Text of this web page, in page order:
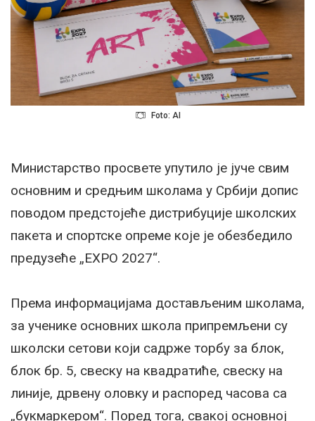
Foto: AI
Министарство просвете упутило је јуче свим
основним и средњим школама у Србији допис
поводом предстојеће дистрибуције школских
пакета и спортске опреме које је обезбедило
предузеће „EXPO 2027“.
Према информацијама достављеним школама,
за ученике основних школа припремљени су
школски сетови који садрже торбу за блок,
блок бр. 5, свеску на квадратиће, свеску на
линије, дрвену оловку и распоред часова са
„букмаркером“. Поред тога, свакој основној